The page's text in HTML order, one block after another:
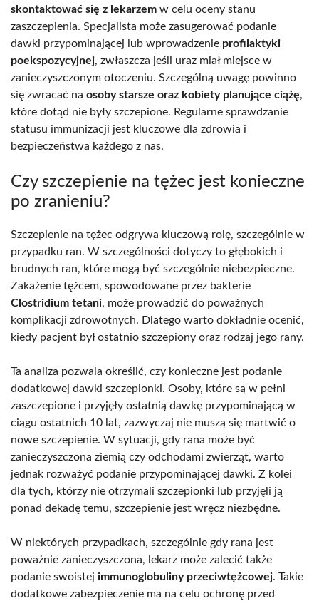
skontaktować się z lekarzem w celu oceny stanu
zaszczepienia. Specjalista może zasugerować podanie
dawki przypominającej lub wprowadzenie profilaktyki
poekspozycyjnej, zwłaszcza jeśli uraz miał miejsce w
zanieczyszczonym otoczeniu. Szczególną uwagę powinno
się zwracać na osoby starsze oraz kobiety planujące ciążę,
które dotąd nie były szczepione. Regularne sprawdzanie
statusu immunizacji jest kluczowe dla zdrowia i
bezpieczeństwa każdego z nas.
Czy szczepienie na tężec jest konieczne
po zranieniu?
Szczepienie na tężec odgrywa kluczową rolę, szczególnie w
przypadku ran. W szczególności dotyczy to głębokich i
brudnych ran, które mogą być szczególnie niebezpieczne.
Zakażenie tężcem, spowodowane przez bakterie
Clostridium tetani, może prowadzić do poważnych
komplikacji zdrowotnych. Dlatego warto dokładnie ocenić,
kiedy pacjent był ostatnio szczepiony oraz rodzaj jego rany.
Ta analiza pozwala określić, czy konieczne jest podanie
dodatkowej dawki szczepionki. Osoby, które są w pełni
zaszczepione i przyjęły ostatnią dawkę przypominającą w
ciągu ostatnich 10 lat, zazwyczaj nie muszą się martwić o
nowe szczepienie. W sytuacji, gdy rana może być
zanieczyszczona ziemią czy odchodami zwierząt, warto
jednak rozważyć podanie przypominającej dawki. Z kolei
dla tych, którzy nie otrzymali szczepionki lub przyjęli ją
ponad dekadę temu, szczepienie jest wręcz niezbędne.
W niektórych przypadkach, szczególnie gdy rana jest
poważnie zanieczyszczona, lekarz może zalecić także
podanie swoistej immunoglobuliny przeciwtężcowej. Takie
dodatkowe zabezpieczenie ma na celu ochronę przed